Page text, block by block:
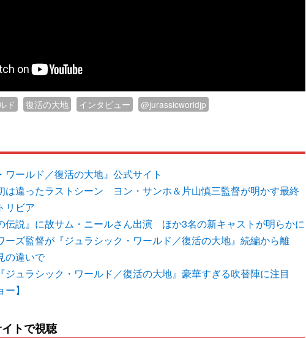
ド 復活の大地 インタビュー @jurassicworldjp
ワールド／復活の大地』公式サイト
は違ったラストシーン ヨン・サンホ＆片山慎三監督が明かす最終
リビア
伝説』に故サム・ニールさん出演 ほか3名の新キャストが明らかに
ーズ監督が『ジュラシック・ワールド／復活の大地』続編から離
の違いで
ジュラシック・ワールド／復活の大地』豪華すぎる吹替陣に注目
】
トで視聴